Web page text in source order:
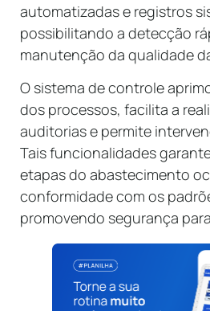
automatizadas e registros
possibilitando a detecção
manutenção da qualidade
O sistema de controle
dos processos, facilita a
auditorias e permite
Tais funcionalidades
etapas do abastecimento
conformidade com os
promovendo segurança